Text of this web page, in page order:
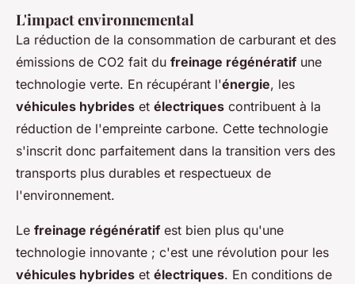
L'impact environnemental
La réduction de la consommation de carburant et des
émissions de CO2 fait du freinage régénératif une
technologie verte. En récupérant l'énergie, les
véhicules hybrides et électriques contribuent à la
réduction de l'empreinte carbone. Cette technologie
s'inscrit donc parfaitement dans la transition vers des
transports plus durables et respectueux de
l'environnement.
Le freinage régénératif est bien plus qu'une
technologie innovante ; c'est une révolution pour les
véhicules hybrides et électriques. En conditions de